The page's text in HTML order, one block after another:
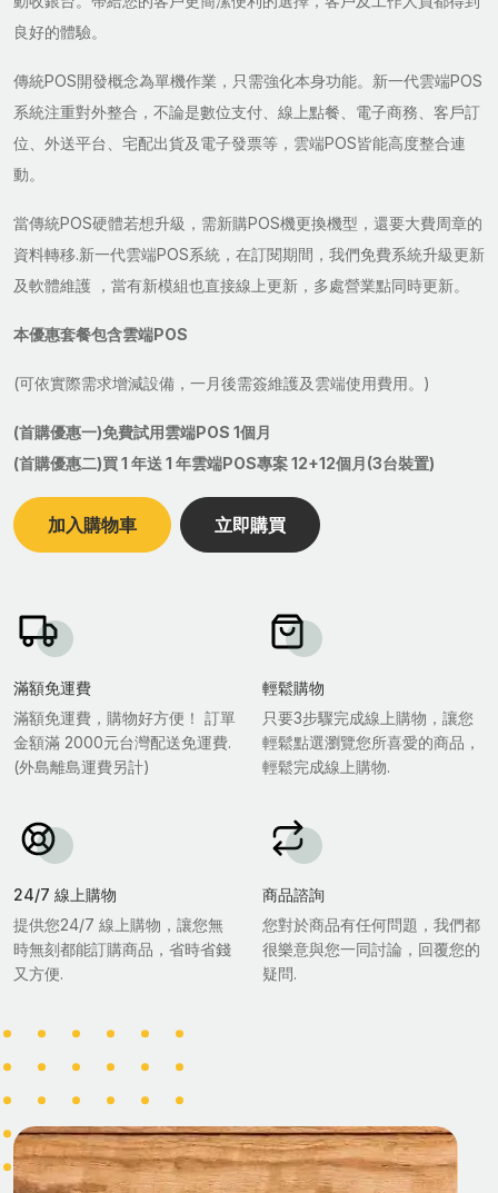
良好的體驗。
傳統POS開發概念為單機作業，只需強化本身功能。新一代雲端POS
系統注重對外整合，不論是數位支付、線上點餐、電子商務、客戶訂
位、外送平台、宅配出貨及電子發票等，雲端POS皆能高度整合連
動。
當傳統POS硬體若想升級，需新購POS機更換機型，還要大費周章的
資料轉移.新一代雲端POS系統，在訂閱期間，我們免費系統升級更新
及軟體維護 ，當有新模組也直接線上更新，多處營業點同時更新。
本優惠套餐包含雲端POS
(可依實際需求增減設備，一月後需簽維護及雲端使用費用。)
(首購優惠一)免費試用雲端POS 1個月
(首購優惠二)買 1 年送 1 年雲端POS專案 12+12個月(3台裝置)
加入購物車 立即購買
滿額免運費
滿額免運費，購物好方便！ 訂單
金額滿 2000元台灣配送免運費.
(外島離島運費另計)
輕鬆購物
只要3步驟完成線上購物，讓您
輕鬆點選瀏覽您所喜愛的商品，
輕鬆完成線上購物.
24/7 線上購物
提供您24/7 線上購物，讓您無
時無刻都能訂購商品，省時省錢
又方便.
商品諮詢
您對於商品有任何問題，我們都
很樂意與您一同討論，回覆您的
疑問.